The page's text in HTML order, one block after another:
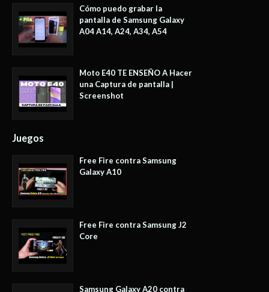
Cómo puedo grabar la
pantalla de Samsung Galaxy
A04 A14, A24, A34, A54
Moto E40 TE ENSEÑO A Hacer
una Captura de pantalla |
Screenshot
Juegos
Free Fire contra Samsung
Galaxy A10
Free Fire contra Samsung J2
Core
Samsung Galaxy A20 contra